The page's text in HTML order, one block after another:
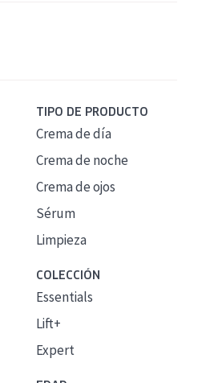
TIPO DE PRODUCTO
Crema de día
Crema de noche
Crema de ojos
Sérum
Limpieza
COLECCIÓN
Essentials
Lift+
Expert